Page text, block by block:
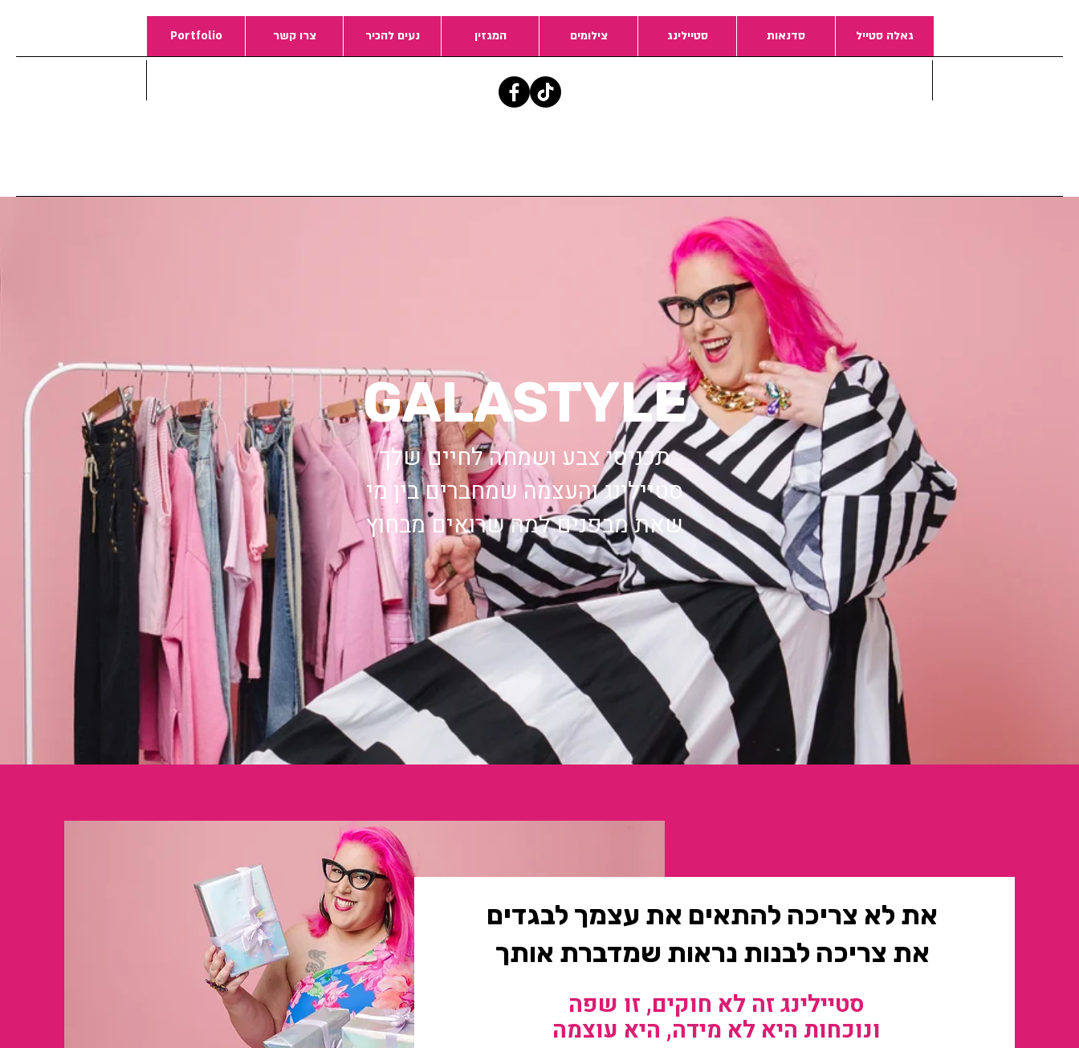
גאלה סטייל סדנאות סטיילינג צילומים המגזין נעים להכיר צרו קשר Portfolio
GALASTYLE
תכניסי צבע ושמחה לחיים שלך
סטיילינג והעצמה שמחברים בין מי
שאת מבפנים למה שרואים מבחוץ
את לא צריכה להתאים את עצמך לבגדים
את צריכה לבנות נראות שמדברת אותך
סטיילינג זה לא חוקים, זו שפה
ונוכחות היא לא מידה, היא עוצמה